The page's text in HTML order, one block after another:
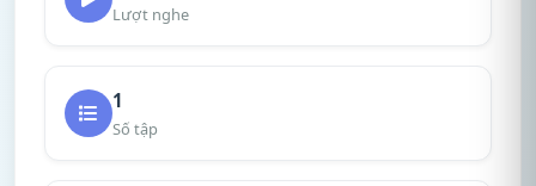
Lượt nghe
1
Số tập